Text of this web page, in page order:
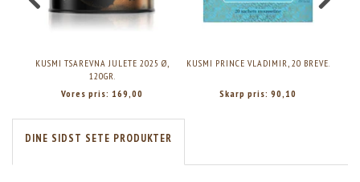
KUSMI TSAREVNA JULETE 2025 Ø,
120GR.
Vores pris: 169,00
KUSMI PRINCE VLADIMIR, 20 BREVE.
Skarp pris: 90,10
DINE SIDST SETE PRODUKTER